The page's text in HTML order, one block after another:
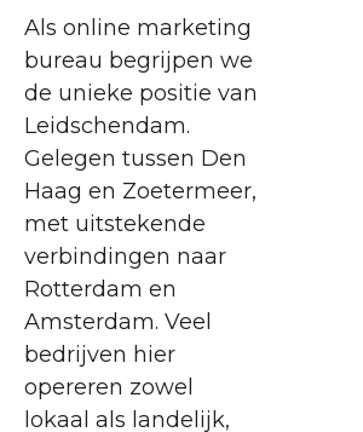
Als online marketing
bureau begrijpen we
de unieke positie van
Leidschendam.
Gelegen tussen Den
Haag en Zoetermeer,
met uitstekende
verbindingen naar
Rotterdam en
Amsterdam. Veel
bedrijven hier
opereren zowel
lokaal als landelijk,